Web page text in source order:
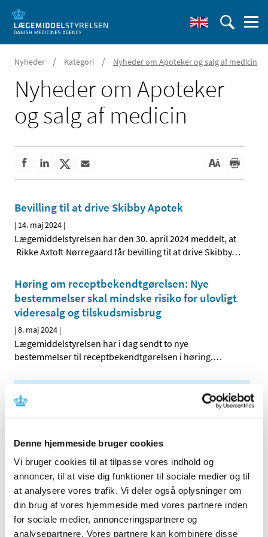
Denne hjemmeside bruger cookies
Vi bruger cookies til at tilpasse vores indhold og
annoncer, til at vise dig funktioner til sociale medier og til
at analysere vores trafik. Vi deler også oplysninger om
din brug af vores hjemmeside med vores partnere inden
for sociale medier, annonceringspartnere og
analysepartnere. Vores partnere kan kombinere disse
Nyheder / Kategori / Nyheder om Apoteker og salg af medicin
Nyheder om Apoteker
og salg af medicin
Bevilling til at drive Skibby Apotek
| 14. maj 2024 |
Lægemiddelstyrelsen har den 30. april 2024 meddelt, at
Rikke Axtoft Nørregaard får bevilling til at drive Skibby…
Høring om receptbekendtgørelsen: Nye
bestemmelser skal mindske risiko for ulovligt
videresalg og tilskudsmisbrug
|8. maj 2024 |
Lægemiddelstyrelsen har i dag sendt to nye
bestemmelser til receptbekendtgørelsen i høring.…
Alle (342)
TID
2024 (30)
december (1)
november (3)
oktober (6)
september (2)